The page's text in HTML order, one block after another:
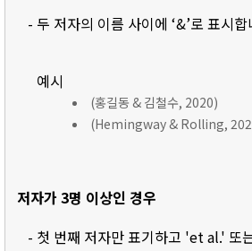
- 두 저자의 이름 사이에 ‘&’로 표시합
예시
(홍길동 & 김철수, 2020)
(Hemingway & Rolling,
저자가 3명 이상인 경우
- 첫 번째 저자만 표기하고 'et al.' 또